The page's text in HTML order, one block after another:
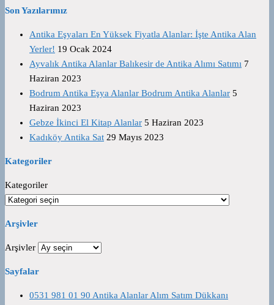
Son Yazılarımız
Antika Eşyaları En Yüksek Fiyatla Alanlar: İşte Antika Alan
Yerler! 19 Ocak 2024
Ayvalık Antika Alanlar Balıkesir de Antika Alımı Satımı 7
Haziran 2023
Bodrum Antika Eşya Alanlar Bodrum Antika Alanlar 5
Haziran 2023
Gebze İkinci El Kitap Alanlar 5 Haziran 2023
Kadıköy Antika Sat 29 Mayıs 2023
Kategoriler
Kategoriler
Arşivler
Arşivler
Sayfalar
0531 981 01 90 Antika Alanlar Alım Satım Dükkanı